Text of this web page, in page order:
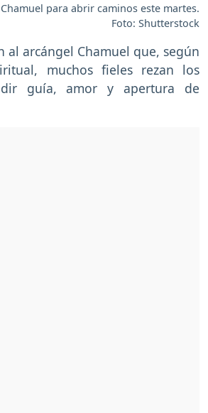
para abrir caminos este martes.
Foto: Shutterstock
al arcángel Chamuel que, según
muchos fieles rezan los
guía, amor y apertura de